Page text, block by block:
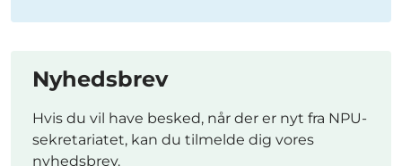
Nyhedsbrev
Hvis du vil have besked, når der er nyt fra NPU-
sekretariatet, kan du tilmelde dig vores
nyhedsbrev.